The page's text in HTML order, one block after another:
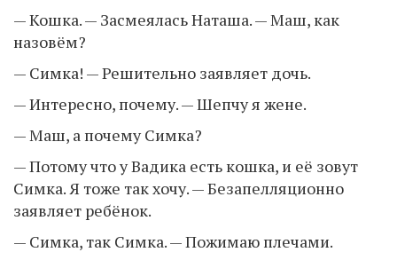
— Кошка. — Засмеялась Наташа. — Маш, как
назовём?
— Симка! — Решительно заявляет дочь.
— Интересно, почему. — Шепчу я жене.
— Маш, а почему Симка?
— Потому что у Вадика есть кошка, и её зовут
Симка. Я тоже так хочу. — Безапелляционно
заявляет ребёнок.
— Симка, так Симка. — Пожимаю плечами.